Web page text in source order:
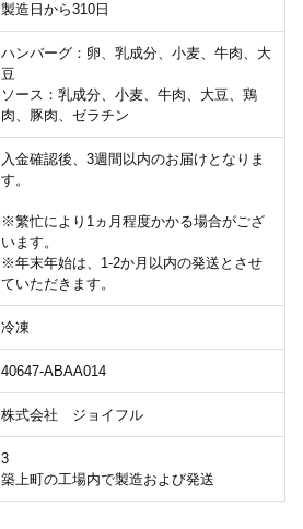
製造日から310日
ハンバーグ：卵、乳成分、小麦、牛肉、大
豆
ソース：乳成分、小麦、牛肉、大豆、鶏
肉、豚肉、ゼラチン
入金確認後、3週間以内のお届けとなりま
す。
※繁忙により1ヵ月程度かかる場合がござ
います。
※年末年始は、1-2か月以内の発送とさせ
ていただきます。
冷凍
40647-ABAA014
株式会社 ジョイフル
3
築上町の工場内で製造および発送